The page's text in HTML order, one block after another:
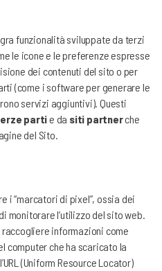
funzionalità sviluppate da terzi
le icone e le preferenze espresse
dei contenuti del sito o per
(come i software per generare le
servizi aggiuntivi). Questi
partie da siti partnerche
del Sito.
i “marcatori di pixel”, ossia dei
monitorare l’utilizzo del sito web.
informazioni come
computer che ha scaricato la
(Uniform Resource Locator)